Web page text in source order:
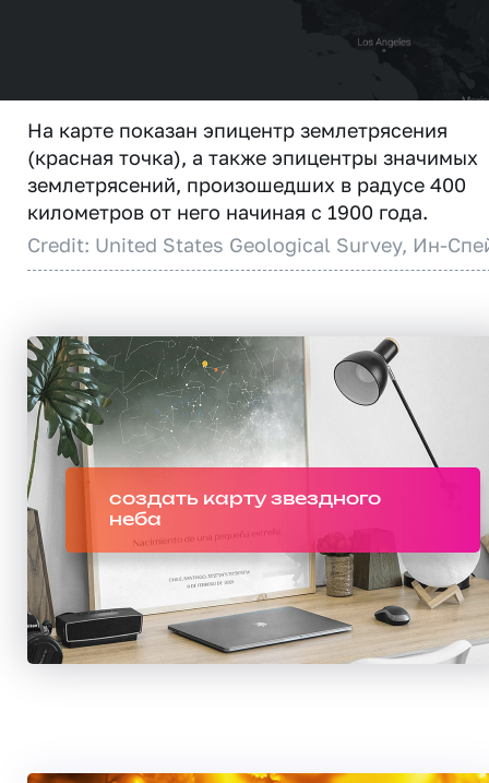
На карте показан эпицентр землетрясения
(красная точка), а также эпицентры значимых
землетрясений, произошедших в радусе 400
километров от него начиная с 1900 года.
Credit: United States Geological Survey, Ин-
создать карту звездного
неба